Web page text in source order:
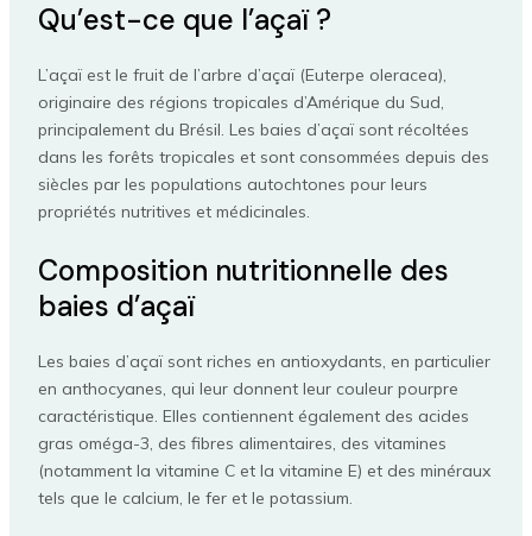
Qu’est-ce que l’açaï ?
L’açaï est le fruit de l’arbre d’açaï (Euterpe oleracea),
originaire des régions tropicales d’Amérique du Sud,
principalement du Brésil. Les baies d’açaï sont récoltées
dans les forêts tropicales et sont consommées depuis des
siècles par les populations autochtones pour leurs
propriétés nutritives et médicinales.
Composition nutritionnelle des
baies d’açaï
Les baies d’açaï sont riches en antioxydants, en particulier
en anthocyanes, qui leur donnent leur couleur pourpre
caractéristique. Elles contiennent également des acides
gras oméga-3, des fibres alimentaires, des vitamines
(notamment la vitamine C et la vitamine E) et des minéraux
tels que le calcium, le fer et le potassium.